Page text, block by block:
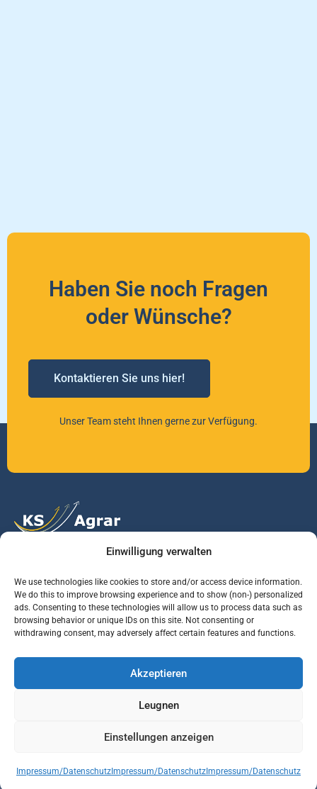
Einwilligung verwalten
We use technologies like cookies to store and/or access device information.
We do this to improve browsing experience and to show (non-) personalized
ads. Consenting to these technologies will allow us to process data such as
browsing behavior or unique IDs on this site. Not consenting or
withdrawing consent, may adversely affect certain features and functions.
Akzeptieren
Leugnen
Einstellungen anzeigen
Impressum/Datenschutz Impressum/Datenschutz Impressum/Datenschutz
Haben Sie noch Fragen
oder Wünsche?
Kontaktieren Sie uns hier!
Unser Team steht Ihnen gerne zur Verfügung.
Vertrauen Sie auf unsere Expertise im Agrarmarkt.
Services Jobs
Business Development
Manager (m/w/d)
Informationen
Vepth Development